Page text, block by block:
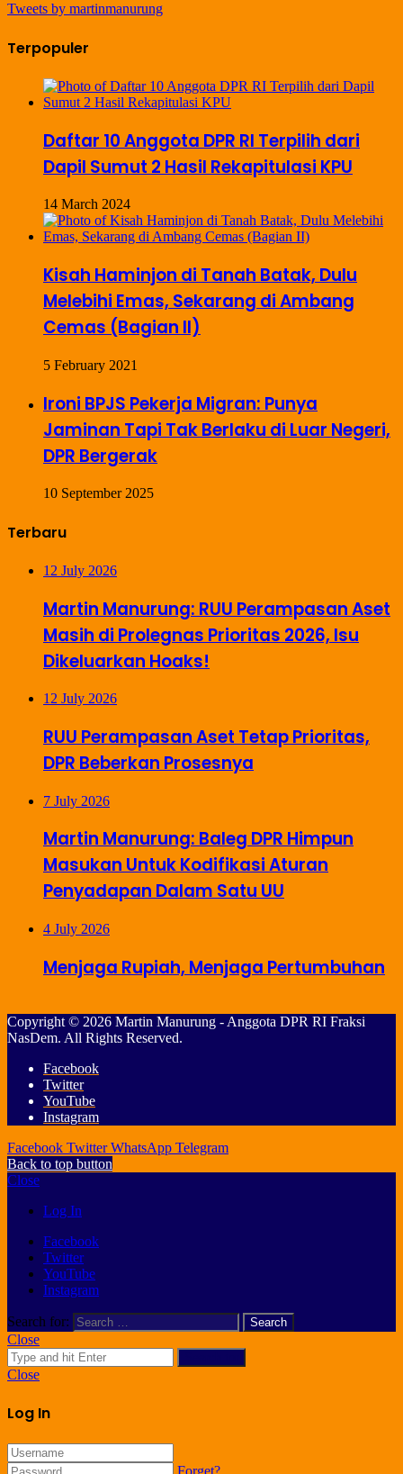
Tweets by martinmanurung
Terpopuler
Daftar 10 Anggota DPR RI Terpilih dari
Dapil Sumut 2 Hasil Rekapitulasi KPU
14 March 2024
Kisah Haminjon di Tanah Batak, Dulu
Melebihi Emas, Sekarang di Ambang
Cemas (Bagian II)
5 February 2021
Ironi BPJS Pekerja Migran: Punya
Jaminan Tapi Tak Berlaku di Luar Negeri,
DPR Bergerak
10 September 2025
Terbaru
12 July 2026
Martin Manurung: RUU Perampasan Aset
Masih di Prolegnas Prioritas 2026, Isu
Dikeluarkan Hoaks!
12 July 2026
RUU Perampasan Aset Tetap Prioritas,
DPR Beberkan Prosesnya
7 July 2026
Martin Manurung: Baleg DPR Himpun
Masukan Untuk Kodifikasi Aturan
Penyadapan Dalam Satu UU
4 July 2026
Menjaga Rupiah, Menjaga Pertumbuhan
Copyright © 2026 Martin Manurung - Anggota DPR RI Fraksi
NasDem. All Rights Reserved.
Facebook
Twitter
YouTube
Instagram
Facebook Twitter WhatsApp Telegram
Back to top button
Close
Log In
Facebook
Twitter
YouTube
Instagram
Search for:
Close
Close
Log In